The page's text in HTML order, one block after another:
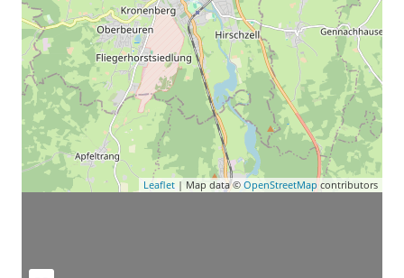
Leaflet | Map data © OpenStreetMap contributors